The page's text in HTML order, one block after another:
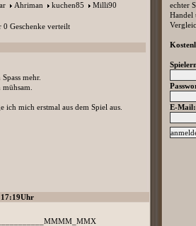
echter
Handel
E-Mail:
Ahriman kuchen85
Milli90
0 Geschenke verteilt
mehr.
mich erstmal aus dem Spiel aus.
17:19Uhr